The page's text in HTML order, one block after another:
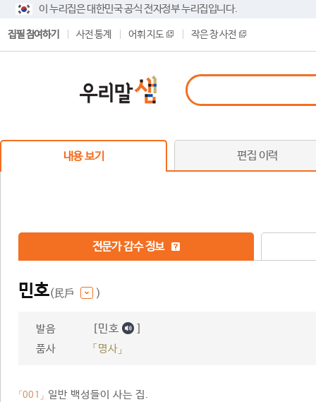
이 누리집은 대한민국 공식 전자정부 누리집입니다.
집필 참여하기 사전 통계 어휘 지도 작은 창 사전
내용 보기 편집 이력
전문가 감수 정보
민호(民戶 )
발음 [민호 ]
품사 「명사」
「001」 일반 백성들이 사는 집.